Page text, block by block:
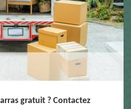
gratuit ? Contactez